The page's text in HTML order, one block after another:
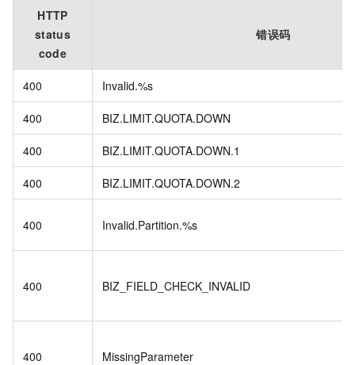
HTTP
status
code
错误码
400 Invalid.%s
400 BIZ.LIMIT.QUOTA.DOWN
400 BIZ.LIMIT.QUOTA.DOWN.1
400 BIZ.LIMIT.QUOTA.DOWN.2
400 Invalid.Partition.%s
400 BIZ_FIELD_CHECK_INVALID
400 MissingParameter